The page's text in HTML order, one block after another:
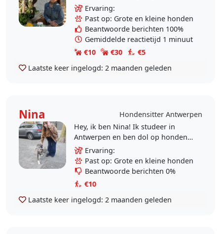
iemands hond in antwerpen is
willen gaan wandelen of dog sitten
mijn hart voor dieren..
Ervaring:
Past op: Grote en kleine honden
Beantwoorde berichten 100%
Gemiddelde reactietijd 1 minuut
€10
€30
€5
Laatste keer ingelogd: 2 maanden geleden
Nina
Hondensitter Antwerpen
Hey, ik ben Nina! Ik studeer in
Antwerpen en ben dol op honden!
🐶❤️ Altijd honden gehad, en nu
heb ik een American Staffy pup.
Dus ik heb..
Ervaring:
Past op: Grote en kleine honden
Beantwoorde berichten 0%
€10
Laatste keer ingelogd: 2 maanden geleden